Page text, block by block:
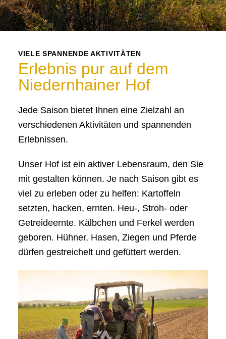
VIELE SPANNENDE AKTIVITÄTEN
Erlebnis pur auf dem
Niedernhainer Hof
Jede Saison bietet Ihnen eine Zielzahl an
verschiedenen Aktivitäten und spannenden
Erlebnissen.
Unser Hof ist ein aktiver Lebensraum, den Sie
mit gestalten können. Je nach Saison gibt es
viel zu erleben oder zu helfen: Kartoffeln
setzten, hacken, ernten. Heu-, Stroh- oder
Getreideernte. Kälbchen und Ferkel werden
geboren. Hühner, Hasen, Ziegen und Pferde
dürfen gestreichelt und gefüttert werden.